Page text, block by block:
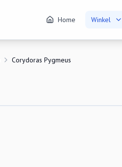
Home Winkel
Corydoras Pygmeus